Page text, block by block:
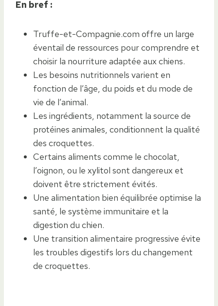
En bref :
Truffe-et-Compagnie.com offre un large
éventail de ressources pour comprendre et
choisir la nourriture adaptée aux chiens.
Les besoins nutritionnels varient en
fonction de l’âge, du poids et du mode de
vie de l’animal.
Les ingrédients, notamment la source de
protéines animales, conditionnent la qualité
des croquettes.
Certains aliments comme le chocolat,
l’oignon, ou le xylitol sont dangereux et
doivent être strictement évités.
Une alimentation bien équilibrée optimise la
santé, le système immunitaire et la
digestion du chien.
Une transition alimentaire progressive évite
les troubles digestifs lors du changement
de croquettes.